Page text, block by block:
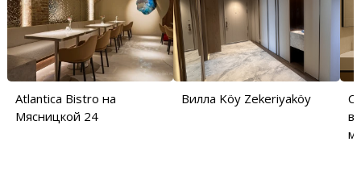
Atlantica Bistro на
Мясницкой 24
Вилла Köy Zekeriyaköy